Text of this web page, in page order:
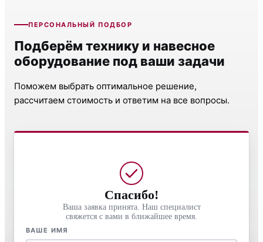
ПЕРСОНАЛЬНЫЙ ПОДБОР
Подберём технику и навесное
оборудование под ваши задачи
Поможем выбрать оптимальное решение,
рассчитаем стоимость и ответим на все вопросы.
Спасибо!
Ваша заявка принята. Наш специалист
свяжется с вами в ближайшее время.
ВАШЕ ИМЯ